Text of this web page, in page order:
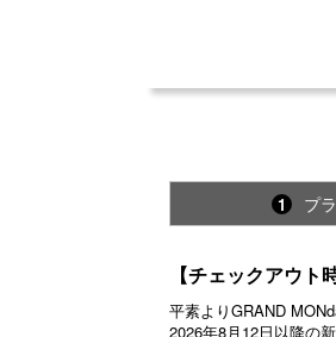
1 プ
【チェックアウト
平素よりGRAND
2026年8月12日以降の